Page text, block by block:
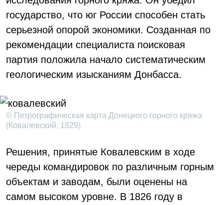
государство, что юг России способен стать
серьезной опорой экономики. Созданная по
рекомендации специалиста поисковая
партия положила начало систематическим
геологическим изысканиям Донбасса.
© Петрографическая карта Донецкого горного кряжа
(Ковалевский, 1829)
Решения, принятые Ковалевским в ходе
череды командировок по различным горным
объектам и заводам, были оценены на
самом высоком уровне. В 1826 году в